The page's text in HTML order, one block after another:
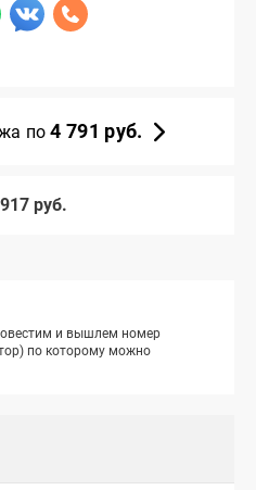
по4 791 руб.
руб.
и вышлем номер
по которому можно